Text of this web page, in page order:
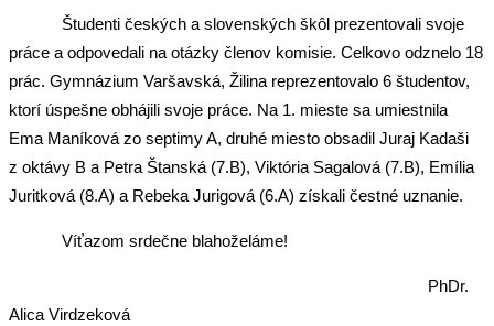
Študenti českých a slovenských škôl prezentovali svoje
práce a odpovedali na otázky členov komisie. Celkovo odznelo 18
prác. Gymnázium Varšavská, Žilina reprezentovalo 6 študentov,
ktorí úspešne obhájili svoje práce. Na 1. mieste sa umiestnila
Ema Maníková zo septimy A, druhé miesto obsadil Juraj Kadaši
z oktávy B a Petra Štanská (7.B), Viktória Sagalová (7.B), Emília
Juritková (8.A) a Rebeka Jurigová (6.A) získali čestné uznanie.
Víťazom srdečne blahoželáme!
PhDr.
Alica Virdzeková